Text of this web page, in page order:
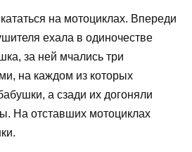
на мотоциклах. Впереди
ехала в одиночестве
за ней мчались три
на каждом из которых
а сзади их догоняли
На отставших мотоциклах